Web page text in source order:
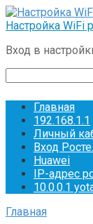
Перейти
к
Настройка WiFi
Вход в
Главная
192.168.1.1
Личный
Вход
Huawei
IP-адрес
10.0.0.1
Главная